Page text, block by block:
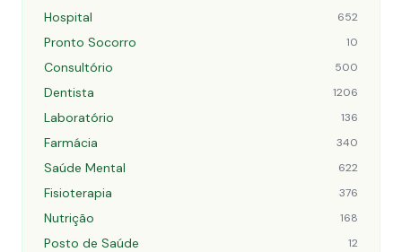
Hospital 652
Pronto Socorro 10
Consultório 500
Dentista 1206
Laboratório 136
Farmácia 340
Saúde Mental 622
Fisioterapia 376
Nutrição 168
Posto de Saúde 12